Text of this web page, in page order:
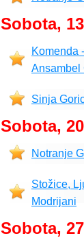
Sobota,
Komenda
Ansambel
Sinja
Sobota,
Notranje
Stožice,
Modrijani
Sobota,